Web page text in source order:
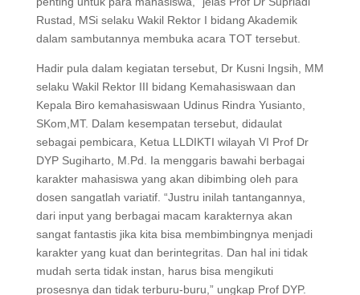
Rustad, MSi selaku Wakil Rektor I bidang Akademik
dalam sambutannya membuka acara TOT tersebut.
Hadir pula dalam kegiatan tersebut, Dr Kusni Ingsih, MM
selaku Wakil Rektor III bidang Kemahasiswaan dan
Kepala Biro kemahasiswaan Udinus Rindra Yusianto,
SKom,MT. Dalam kesempatan tersebut, didaulat
sebagai pembicara, Ketua LLDIKTI wilayah VI Prof Dr
DYP Sugiharto, M.Pd. Ia menggaris bawahi berbagai
karakter mahasiswa yang akan dibimbing oleh para
dosen sangatlah variatif. “Justru inilah tantangannya,
dari input yang berbagai macam karakternya akan
sangat fantastis jika kita bisa membimbingnya menjadi
karakter yang kuat dan berintegritas. Dan hal ini tidak
mudah serta tidak instan, harus bisa mengikuti
prosesnya dan tidak terburu-buru,” ungkap Prof DYP.